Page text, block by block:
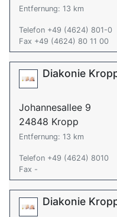
Entfernung: 13 km
Telefon +49 (4624) 801-0
Fax +49 (4624) 80 11 00
Diakonie
Johannesallee 9
24848 Kropp
Entfernung: 13 km
Telefon +49 (4624) 8010
Fax -
Diakonie